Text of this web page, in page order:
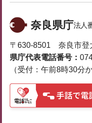
奈良県庁法人
〒630-8501 奈良市登
県庁代表電話番号：
（受付：午前8時30分